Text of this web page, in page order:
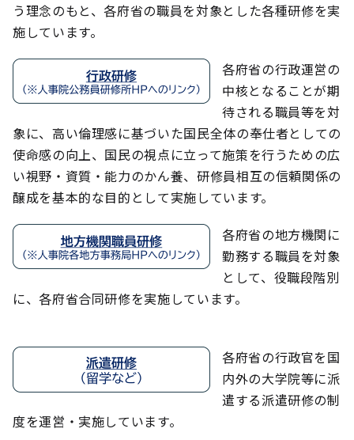
う理念のもと、各府省の職員を対象とした各種研修を実
施しています。
各府省の行政運営の
中核となることが期
待される職員等を対
象に、高い倫理感に基づいた国民全体の奉仕者としての
使命感の向上、国民の視点に立って施策を行うための広
い視野・資質・能力のかん養、研修員相互の信頼関係の
醸成を基本的な目的として実施しています。
各府省の地方機関に
勤務する職員を対象
として、役職段階別
に、各府省合同研修を実施しています。
各府省の行政官を国
内外の大学院等に派
遣する派遣研修の制
度を運営・実施しています。